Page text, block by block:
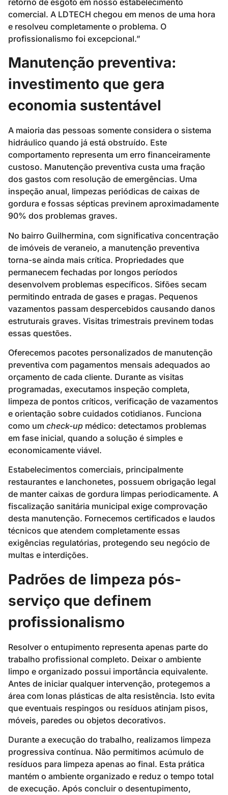
comercial. A LDTECH chegou em menos de uma hora
e resolveu completamente o problema. O
profissionalismo foi excepcional.”
Manutenção preventiva:
investimento que gera
economia sustentável
A maioria das pessoas somente considera o sistema
hidráulico quando já está obstruído. Este
comportamento representa um erro financeiramente
custoso. Manutenção preventiva custa uma fração
dos gastos com resolução de emergências. Uma
inspeção anual, limpezas periódicas de caixas de
gordura e fossas sépticas previnem aproximadamente
90% dos problemas graves.
No bairro Guilhermina, com significativa concentração
de imóveis de veraneio, a manutenção preventiva
torna-se ainda mais crítica. Propriedades que
permanecem fechadas por longos períodos
desenvolvem problemas específicos. Sifões secam
permitindo entrada de gases e pragas. Pequenos
vazamentos passam despercebidos causando danos
estruturais graves. Visitas trimestrais previnem todas
essas questões.
Oferecemos pacotes personalizados de manutenção
preventiva com pagamentos mensais adequados ao
orçamento de cada cliente. Durante as visitas
programadas, executamos inspeção completa,
limpeza de pontos críticos, verificação de vazamentos
e orientação sobre cuidados cotidianos. Funciona
como um check-up médico: detectamos problemas
em fase inicial, quando a solução é simples e
economicamente viável.
Estabelecimentos comerciais, principalmente
restaurantes e lanchonetes, possuem obrigação legal
de manter caixas de gordura limpas periodicamente. A
fiscalização sanitária municipal exige comprovação
desta manutenção. Fornecemos certificados e laudos
técnicos que atendem completamente essas
exigências regulatórias, protegendo seu negócio de
multas e interdições.
Padrões de limpeza pós-
serviço que definem
profissionalismo
Resolver o entupimento representa apenas parte do
trabalho profissional completo. Deixar o ambiente
limpo e organizado possui importância equivalente.
Antes de iniciar qualquer intervenção, protegemos a
área com lonas plásticas de alta resistência. Isto evita
que eventuais respingos ou resíduos atinjam pisos,
móveis, paredes ou objetos decorativos.
Durante a execução do trabalho, realizamos limpeza
progressiva contínua. Não permitimos acúmulo de
resíduos para limpeza apenas ao final. Esta prática
mantém o ambiente organizado e reduz o tempo total
de execução. Após concluir o desentupimento,